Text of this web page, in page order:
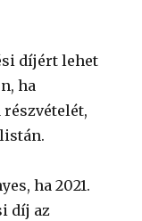
díjért lehet
ha
ha 2021.
díj az